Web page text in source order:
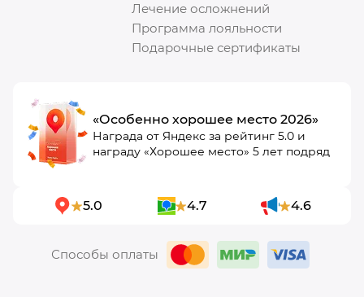
Лечение осложнений
Программа лояльности
Подарочные сертификаты
«Особенно хорошее место 2026»
Награда от Яндекс за рейтинг 5.0 и
награду «Хорошее место» 5 лет подряд
5.0 4.7 4.6
Способы оплаты